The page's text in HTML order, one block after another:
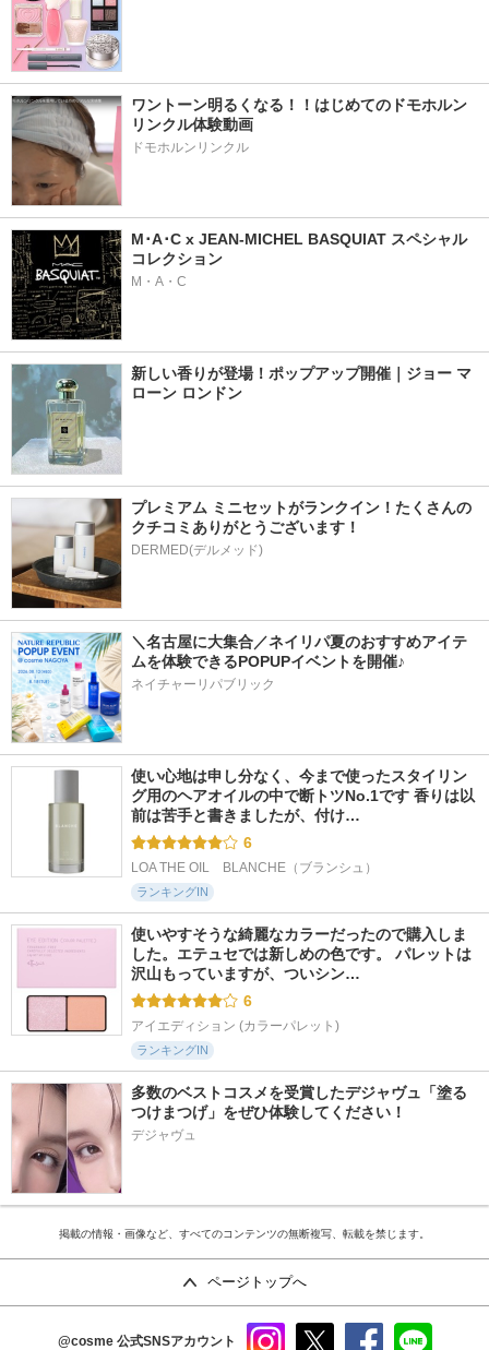
ワントーン明るくなる！！はじめてのドモホルン
リンクル体験動画
ドモホルンリンクル
M･A･C x JEAN-MICHEL BASQUIAT スペシャル
コレクション
M・A・C
新しい香りが登場！ポップアップ開催｜ジョー マ
ローン ロンドン
プレミアム ミニセットがランクイン！たくさんの
クチコミありがとうございます！
DERMED(デルメッド)
＼名古屋に大集合／ネイリパ夏のおすすめアイテ
ムを体験できるPOPUPイベントを開催♪
ネイチャーリパブリック
使い心地は申し分なく、今まで使ったスタイリン
グ用のヘアオイルの中で断トツNo.1です 香りは以
前は苦手と書きましたが、付け…
6
LOA THE OIL　BLANCHE（ブランシュ）
ランキングIN
使いやすそうな綺麗なカラーだったので購入しま
した。エテュセでは新しめの色です。 パレットは
沢山もっていますが、ついシン…
6
アイエディション (カラーパレット)
ランキングIN
多数のベストコスメを受賞したデジャヴュ「塗る
つけまつげ」をぜひ体験してください！
デジャヴュ
掲載の情報・画像など、すべてのコンテンツの無断複写、転載を禁じます。
ページトップへ
@cosme 公式SNSアカウント